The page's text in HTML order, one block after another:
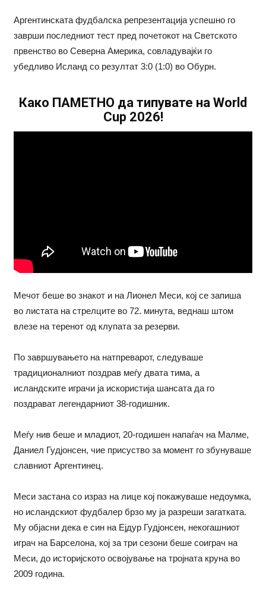
Аргентинската фудбалска репрезентација успешно го
заврши последниот тест пред почетокот на Светското
првенство во Северна Америка, совладувајќи го
убедливо Исланд со резултат 3:0 (1:0) во Обурн.
Како ПАМЕТНО да типувате на World
Cup 2026!
Мечот беше во знакот и на Лионел Меси, кој се запиша
во листата на стрелците во 72. минута, веднаш штом
влезе на теренот од клупата за резерви.
По завршувањето на натпреварот, следуваше
традиционалниот поздрав меѓу двата тима, а
исландските играчи ја искористија шансата да го
поздрават легендарниот 38-годишник.
Меѓу нив беше и младиот, 20-годишен напаѓач на Малме,
Даниел Гудјонсен, чие присуство за момент го збунуваше
славниот Аргентинец.
Меси застана со израз на лице кој покажуваше недоумка,
но исландскиот фудбалер брзо му ја разреши загатката.
Му објасни дека е син на Ејдур Гудјонсен, некогашниот
играч на Барселона, кој за три сезони беше соиграч на
Меси, до историјското освојување на тројната круна во
2009 година.